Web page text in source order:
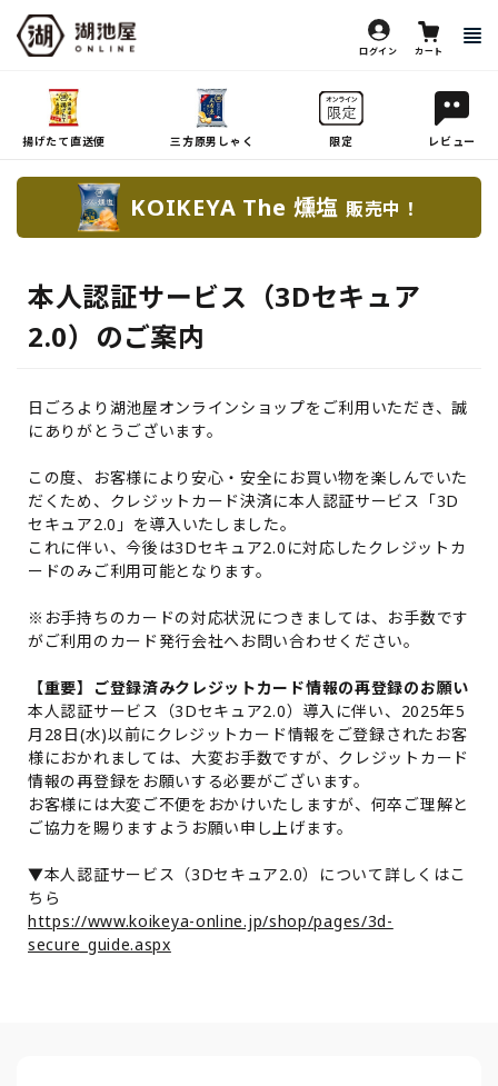
ログイン カート
揚げたて直送便 三方原男しゃく 限定 レビュー
KOIKEYA The 燻塩 販売中！
本人認証サービス（3Dセキュア
2.0）のご案内
日ごろより湖池屋オンラインショップをご利用いただき、誠
にありがとうございます。
この度、お客様により安心・安全にお買い物を楽しんでいた
だくため、クレジットカード決済に本人認証サービス「3D
セキュア2.0」を導入いたしました。
これに伴い、今後は3Dセキュア2.0に対応したクレジットカ
ードのみご利用可能となります。
※お手持ちのカードの対応状況につきましては、お手数です
がご利用のカード発行会社へお問い合わせください。
【重要】ご登録済みクレジットカード情報の再登録のお願い
本人認証サービス（3Dセキュア2.0）導入に伴い、2025年5
月28日(水)以前にクレジットカード情報をご登録されたお客
様におかれましては、大変お手数ですが、クレジットカード
情報の再登録をお願いする必要がございます。
お客様には大変ご不便をおかけいたしますが、何卒ご理解と
ご協力を賜りますようお願い申し上げます。
▼本人認証サービス（3Dセキュア2.0）について詳しくはこ
ちら
https://www.koikeya-online.jp/shop/pages/3d-
secure_guide.aspx